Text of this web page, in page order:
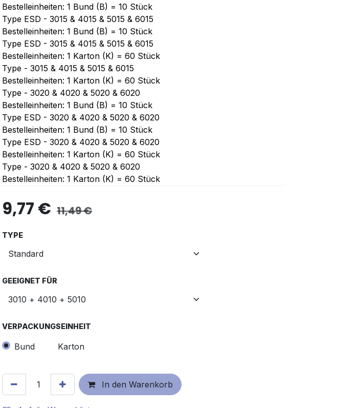
Bestelleinheiten: 1 Bund (B) = 10 Stück
Type ESD - 3015 & 4015 & 5015 & 6015
Bestelleinheiten: 1 Bund (B) = 10 Stück
Type ESD - 3015 & 4015 & 5015 & 6015
Bestelleinheiten: 1 Karton (K) = 60 Stück
Type - 3015 & 4015 & 5015 & 6015
Bestelleinheiten: 1 Karton (K) = 60 Stück
Type - 3020 & 4020 & 5020 & 6020
Bestelleinheiten: 1 Bund (B) = 10 Stück
Type ESD - 3020 & 4020 & 5020 & 6020
Bestelleinheiten: 1 Bund (B) = 10 Stück
Type ESD - 3020 & 4020 & 5020 & 6020
Bestelleinheiten: 1 Karton (K) = 60 Stück
Type - 3020 & 4020 & 5020 & 6020
Bestelleinheiten: 1 Karton (K) = 60 Stück
9,77 € 11,49€
TYPE
GEEIGNET FÜR
VERPACKUNGSEINHEIT
Bund Karton
In den Warenkorb